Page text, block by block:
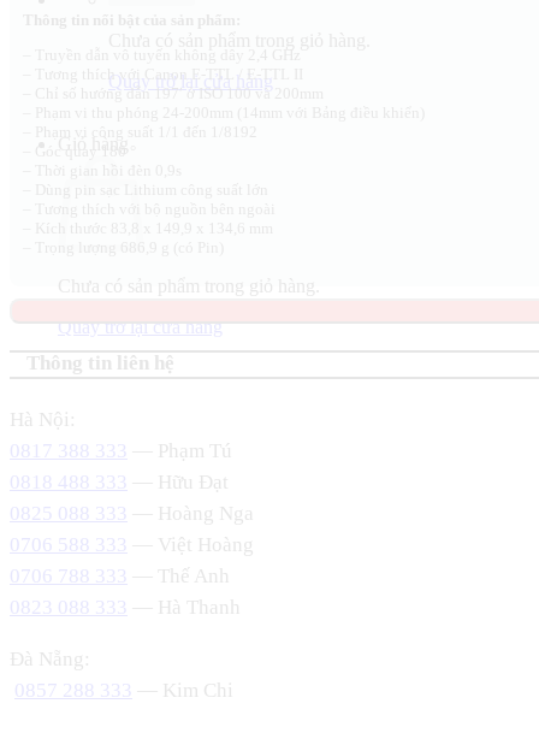
Chưa có sản phẩm trong giỏ hàng.
Quay trở lại cửa hàng
Thông tin liên hệ
Hà Nội:
0817 388 333
— Phạm Tú
0818 488 333
— Hữu Đạt
0825 088 333
— Hoàng Nga
0706 588 333
— Việt Hoàng
0706 788 333
— Thế Anh
0823 088 333
— Hà Thanh
Đà Nẵng:
0857 288 333
— Kim Chi